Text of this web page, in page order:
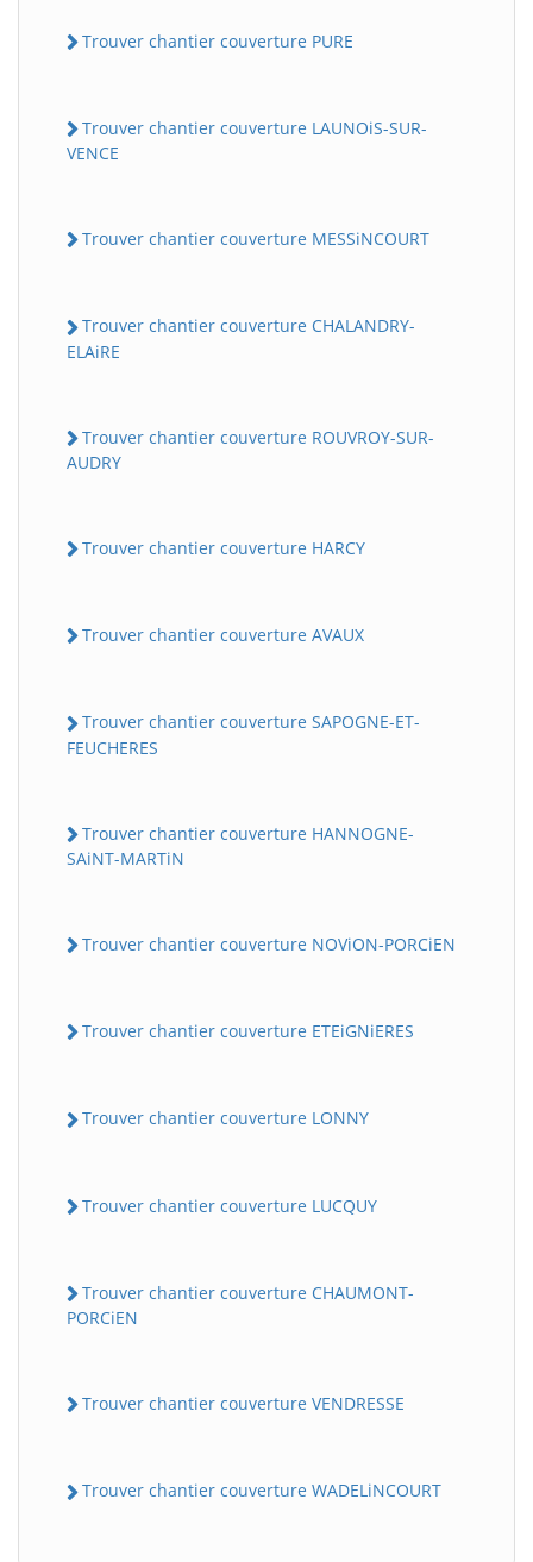
Trouver chantier couverture PURE
Trouver chantier couverture LAUNOiS-SUR-
VENCE
Trouver chantier couverture MESSiNCOURT
Trouver chantier couverture CHALANDRY-
ELAiRE
Trouver chantier couverture ROUVROY-SUR-
AUDRY
Trouver chantier couverture HARCY
Trouver chantier couverture AVAUX
Trouver chantier couverture SAPOGNE-ET-
FEUCHERES
Trouver chantier couverture HANNOGNE-
SAiNT-MARTiN
Trouver chantier couverture NOViON-PORCiEN
Trouver chantier couverture ETEiGNiERES
Trouver chantier couverture LONNY
Trouver chantier couverture LUCQUY
Trouver chantier couverture CHAUMONT-
PORCiEN
Trouver chantier couverture VENDRESSE
Trouver chantier couverture WADELiNCOURT